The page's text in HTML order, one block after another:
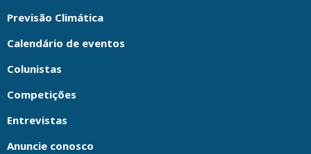
Previsão Climática
Calendário de eventos
Colunistas
Competições
Entrevistas
Anuncie conosco